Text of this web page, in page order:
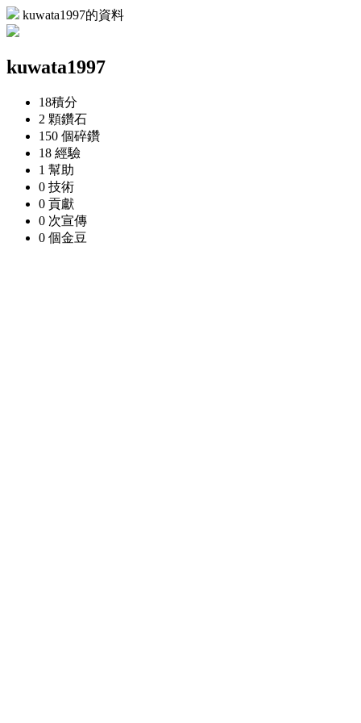
kuwata1997的資料
kuwata1997
18積分
2 顆鑽石
150 個碎鑽
18 經驗
1 幫助
0 技術
0 貢獻
0 次宣傳
0 個金豆